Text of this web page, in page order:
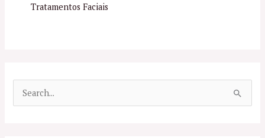
Tratamentos Faciais